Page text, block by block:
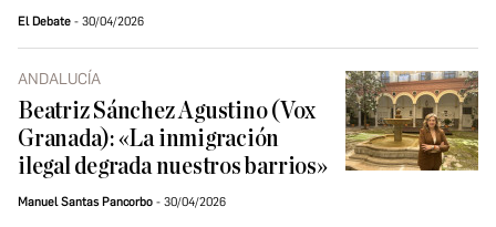
El Debate 30/04/2026
ANDALUCÍA
Beatriz Sánchez Agustino (Vox
Granada): «La inmigración
ilegal degrada nuestros barrios»
Manuel Santas Pancorbo 30/04/2026